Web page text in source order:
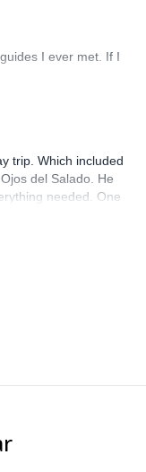
I ever met. If I
trip. Which included
del Salado. He
needed. One